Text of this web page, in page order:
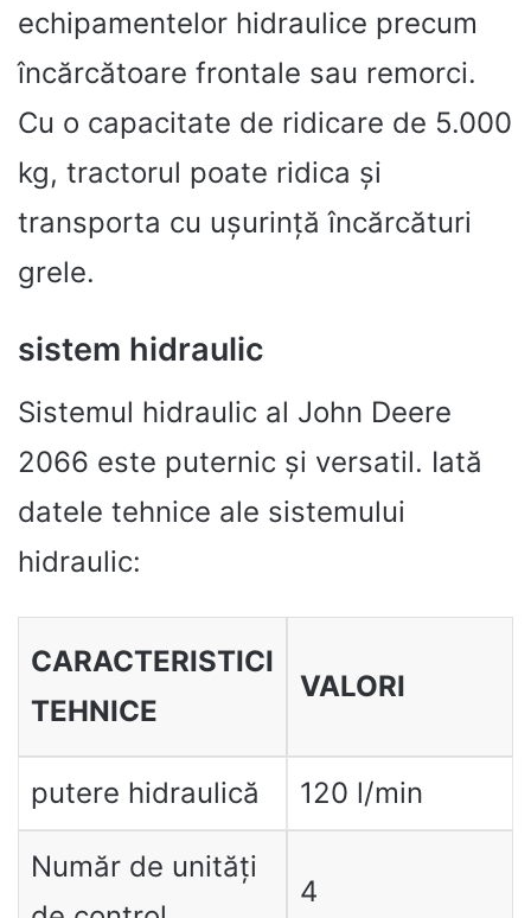
echipamentelor hidraulice precum
încărcătoare frontale sau remorci.
Cu o capacitate de ridicare de 5.000
kg, tractorul poate ridica și
transporta cu ușurință încărcături
grele.
sistem hidraulic
Sistemul hidraulic al John Deere
2066 este puternic și versatil. Iată
datele tehnice ale sistemului
hidraulic:
CARACTERISTICI
TEHNICE
VALORI
putere hidraulică 120 l/min
Număr de unități
4